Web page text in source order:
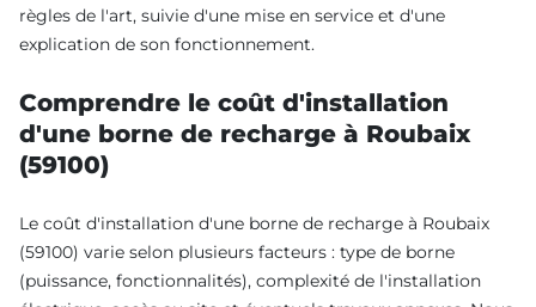
règles de l'art, suivie d'une mise en service et d'une
explication de son fonctionnement.
Comprendre le coût d'installation
d'une borne de recharge à Roubaix
(59100)
Le coût d'installation d'une borne de recharge à Roubaix
(59100) varie selon plusieurs facteurs : type de borne
(puissance, fonctionnalités), complexité de l'installation